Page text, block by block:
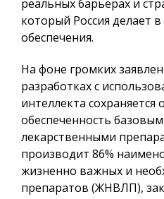
реальных барьерах и
который Россия делает
обеспечения.
На фоне громких
разработках с
интеллекта
обеспеченность
лекарственными
производит 86%
жизненно важных и
препаратов (ЖНВЛП),